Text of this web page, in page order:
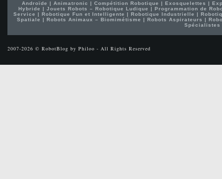
Androïde | Animatronic | Compétition Robotique | Exosquelettes |
Hybride |Jouets Robots – Robotique Ludique |Programmation de
Service | Robotique Fun et Intelligente | Robotique Industrielle |
Spatiale | Robots Animaux – Biomimétisme | Robots Aspirateurs |
Spécialistes
2007-2026 © RobotBlog by Philoo - All Rights Reserved